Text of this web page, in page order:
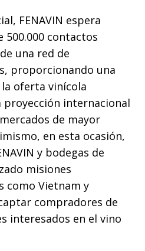
FENAVIN espera
500.000 contactos
una red de
proporcionando una
oferta vinícola
proyección internacional
de mayor
en esta ocasión,
y bodegas de
misiones
como Vietnam y
compradores de
interesados en el vino